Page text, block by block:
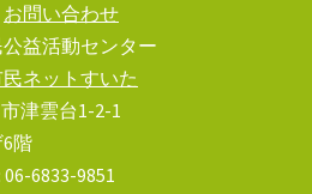
お問い合わせ
益活動センター
ネットすいた
津雲台1-2-1
階
6833-9851